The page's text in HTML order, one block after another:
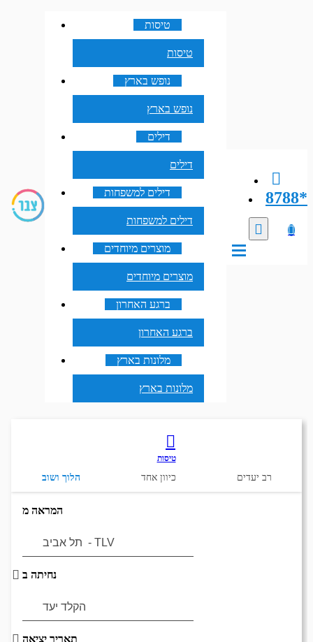
8788*
טיסות
טיסות
נופש בארץ
נופש בארץ
דילים
דילים
דילים למשפחות
דילים למשפחות
מוצרים מיוחדים
מוצרים מיוחדים
ברגע האחרון
ברגע האחרון
מלונות בארץ
מלונות בארץ
טיסות
הלוך ושוב כיוון אחד רב יעדים
המראה מ
נחיתה ב
תאריך יציאה